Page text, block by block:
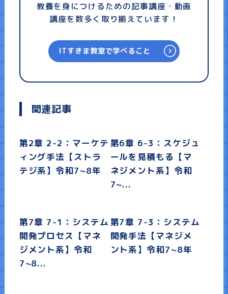
教養を身につけるための記事講座・動画
講座を数多く取り揃えています！
ITすきま教室で学べること
関連記事
第2章 2-2：マーケテ
ィング手法【ストラ
テジ系】令和7~8年
第6章 6-3：スケジュ
ールを見積もる【マ
ネジメント系】令和
7~...
第7章 7-1：システム
開発プロセス【マネ
ジメント系】令和
7~8...
第7章 7-3：システム
開発手法【マネジメ
ント系】令和7~8年